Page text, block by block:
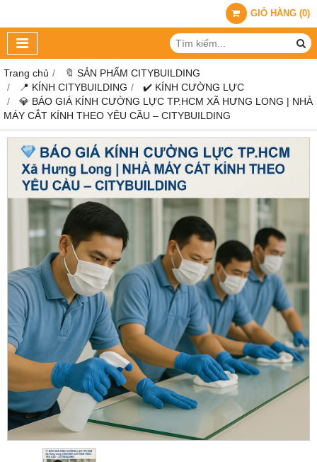
GIỎ HÀNG (0)
Trang chủ
🔖 SẢN PHẨM CITYBUILDING
📍 KÍNH CITYBUILDING
✔️ KÍNH CƯỜNG LỰC
💎 BÁO GIÁ KÍNH CƯỜNG LỰC TP.HCM XÃ HƯNG LONG | NHÀ
MÁY CẮT KÍNH THEO YÊU CẦU – CITYBUILDING